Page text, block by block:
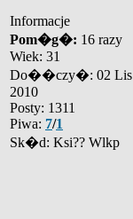
Informacje
Pom�g�: 16 razy
Wiek: 31
Do��czy�: 02 Lis
2010
Posty: 1311
Piwa: 7/1
Sk�d: Ksi?? Wlkp